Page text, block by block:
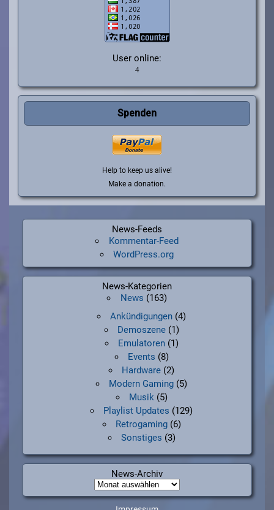
User online:
Spenden
Help to keep us alive!
Make a donation.
News-Feeds
Kommentar-Feed
WordPress.org
News-Kategorien
News (163)
Ankündigungen (4)
Demoszene(1)
Emulatoren(1)
Events (8)
Hardware (2)
Modern Gaming (5)
Musik(5)
Playlist Updates (129)
Retrogaming(6)
Sonstiges (3)
News-Archiv
News-
Archiv